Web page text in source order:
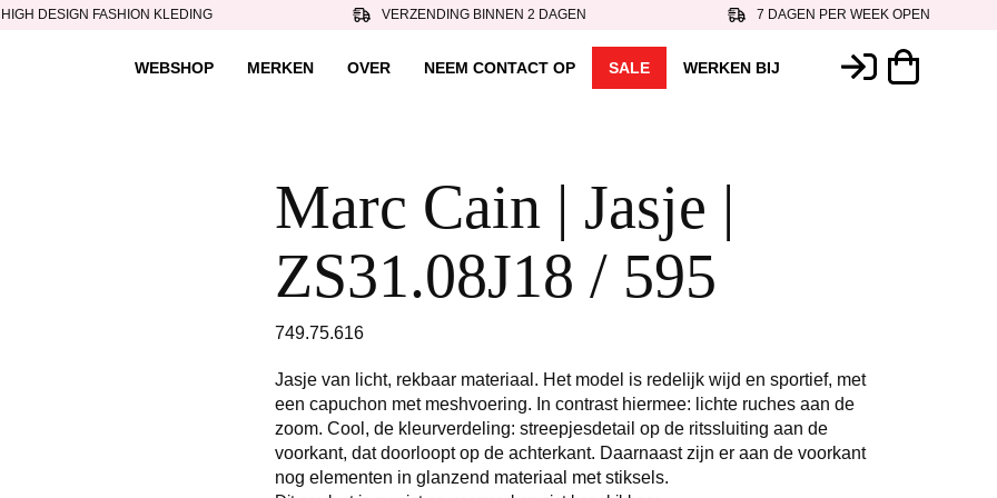
HIGH DESIGN FASHION KLEDING VERZENDING BINNEN 2 DAGEN 7 DAGEN PER WEEK OPEN
WEBSHOP MERKEN OVER NEEM CONTACT OP SALE WERKEN BIJ
Marc Cain | Jasje |
ZS31.08J18 / 595
749.75.616
Jasje van licht, rekbaar materiaal. Het model is redelijk wijd en sportief, met
een capuchon met meshvoering. In contrast hiermee: lichte ruches aan de
zoom. Cool, de kleurverdeling: streepjesdetail op de ritssluiting aan de
voorkant, dat doorloopt op de achterkant. Daarnaast zijn er aan de voorkant
nog elementen in glanzend materiaal met stiksels.